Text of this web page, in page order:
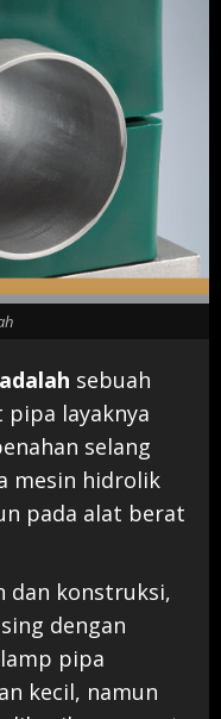
sebuah
layaknya
selang
mesin hidrolik
pada alat berat
dan konstruksi,
dengan
pipa
kecil, namun